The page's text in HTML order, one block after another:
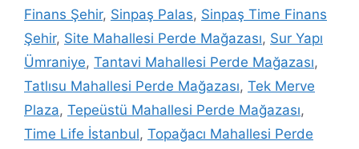
Finans Şehir, Sinpaş Palas, Sinpaş Time Finans
Şehir, Site Mahallesi Perde Mağazası, Sur Yapı
Ümraniye, Tantavi Mahallesi Perde Mağazası,
Tatlısu Mahallesi Perde Mağazası, Tek Merve
Plaza, Tepeüstü Mahallesi Perde Mağazası,
Time Life İstanbul, Topağacı Mahallesi Perde